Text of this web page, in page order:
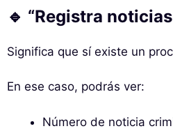
🔹 “Registra
Significa que sí existe un
En ese caso, podrás ver:
Número de noticia